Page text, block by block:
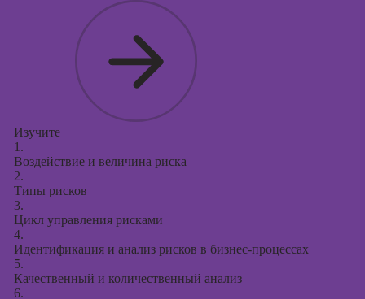
Изучите
1.
Воздействие и величина риска
2.
Типы рисков
3.
Цикл управления рисками
4.
Идентификация и анализ рисков в бизнес-процессах
5.
Качественный и количественный анализ
6.